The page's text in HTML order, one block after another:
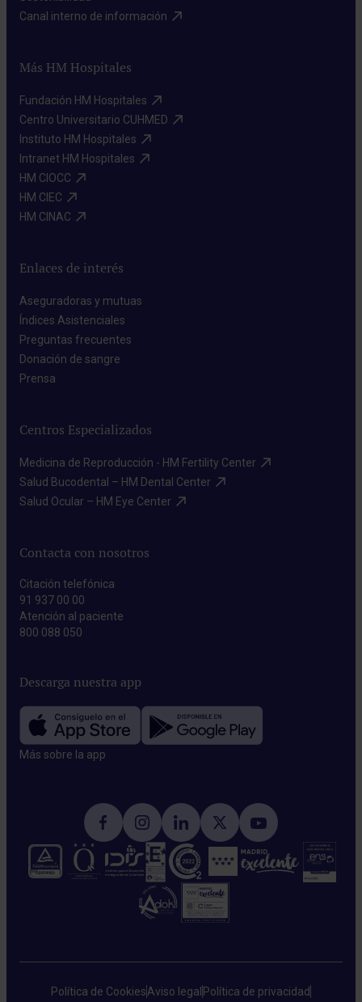
Canal interno de información​
Más HM Hospitales
Fundación HM Hospitales​
Centro Universitario CUHMED​
Instituto HM Hospitales​
Intranet HM Hospitales​
HM CIOCC​
HM CIEC​
HM CINAC​
Enlaces de interés
Aseguradoras y mutuas​
Índices Asistenciales​
Preguntas frecuentes​
Donación de sangre​
Prensa​
Centros Especializados
Medicina de Reproducción - HM Fertility Center​
Salud Bucodental – HM Dental Center​
Salud Ocular – HM Eye Center​
Contacta con nosotros
Citación telefónica
91 937 00 00
Atención al paciente
800 088 050
Descarga nuestra app
Más sobre la app​
Política de CookiesAviso legal Política de privacidad